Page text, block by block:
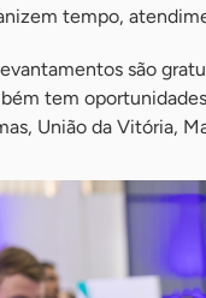
tempo,
são
tem
União da Vitória,